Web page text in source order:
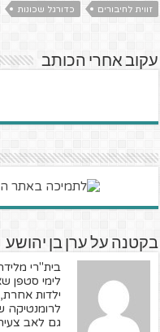
זווית לחיבורים
כדורגל שכונות
עקוב אחרי הכותב
בקטנה על ערן בן יהושע
בית"רי
לימי סטפן
ילדות
לרומנטיקה
גם לאב